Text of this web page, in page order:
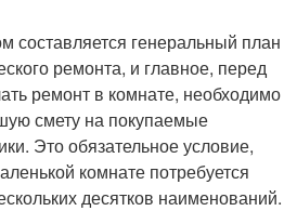
составляется генеральный план
ремонта, и главное, перед
ремонт в комнате, необходимо
смету на покупаемые
Это обязательное условие,
комнате потребуется
десятков наименований.